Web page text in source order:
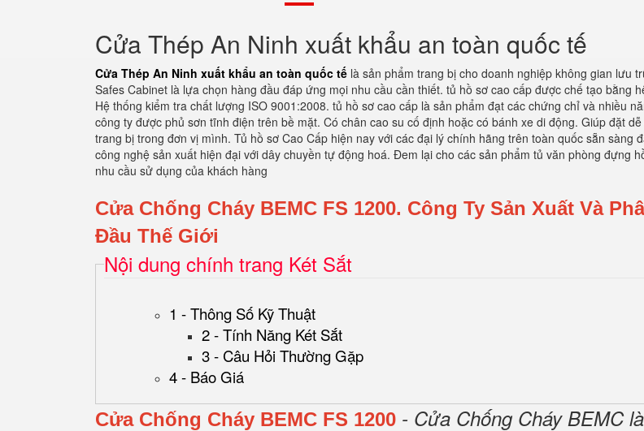
Cửa Thép An Ninh xuất khẩu an toàn quốc tế
Cửa Thép An Ninh xuất khẩu an toàn quốc tế là sản phẩm trang bị cho doanh nghiệp không gian lưu
Safes Cabinet là lựa chọn hàng đầu đáp ứng mọi nhu cầu cần thiết. tủ hồ sơ cao cấp được chế tạo bằng
Hệ thống kiểm tra chất lượng ISO 9001:2008. tủ hồ sơ cao cấp là sản phẩm đạt các chứng chỉ và nhiều
công ty được phủ sơn tĩnh điện trên bề mặt. Có chân cao su cố định hoặc có bánh xe di động. Giúp đặt
trang bị trong đơn vị mình. Tủ hồ sơ Cao Cấp hiện nay với các đại lý chính hãng trên toàn quốc sẵn
công nghệ sản xuất hiện đại với dây chuyền tự động hoá. Đem lại cho các sản phẩm tủ văn phòng đựng
nhu cầu sử dụng của khách hàng
Cửa Chống Cháy BEMC FS 1200. Công Ty Sản Xuất Và
Đầu Thế Giới
Nội dung chính trang Két Sắt
1 - Thông Số Kỹ Thuật
2 - Tính Năng Két Sắt
3 - Câu Hỏi Thường Gặp
4 - Báo Giá
Cửa Chống Cháy BEMC FS 1200 - Cửa Chống Cháy BEMC